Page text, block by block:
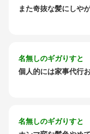
また奇抜な髪にしや
名無しのギガりすと
個人的には家事代行
名無しのギガりすと